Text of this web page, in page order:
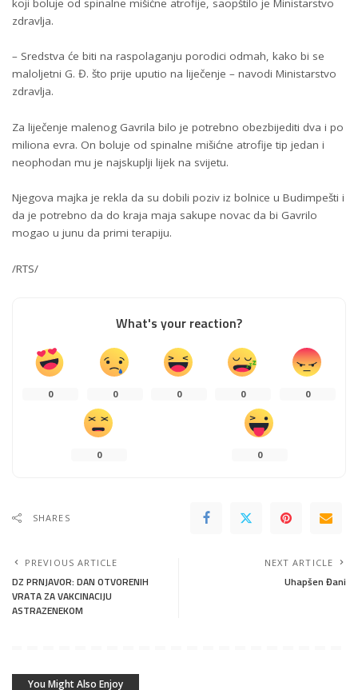
zdravlja.
– Sredstva će biti na raspolaganju porodici odmah, kako bi se
maloljetni G. Đ. što prije uputio na liječenje – navodi Ministarstvo
zdravlja.
Za liječenje malenog Gavrila bilo je potrebno obezbijediti dva i po
miliona evra. On boluje od spinalne mišićne atrofije tip jedan i
neophodan mu je najskuplji lijek na svijetu.
Njegova majka je rekla da su dobili poziv iz bolnice u Budimpešti i
da je potrebno da do kraja maja sakupe novac da bi Gavrilo
mogao u junu da primi terapiju.
/RTS/
What's your reaction?
0 0 0 0 0
0 0
SHARES
PREVIOUS ARTICLE
DZ PRNJAVOR: DAN OTVORENIH
VRATA ZA VAKCINACIJU
ASTRAZENEKOM
NEXT ARTICLE
Uhapšen Đani
You Might Also Enjoy